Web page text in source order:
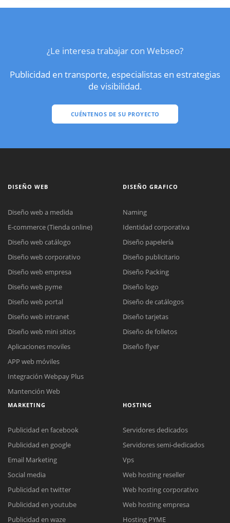
¿Le interesa trabajar con Webseo?
Publicidad en transporte, especialistas en estrategias
de visibilidad.
CUÉNTENOS DE SU PROYECTO
Reunión online
Nuestros ejecutivos le enviarán un correo electrónico con el enlace a
Meet para la reunión online.
Cotización
Chat Online
DISEÑO WEB
Diseño web a medida
E-commerce (Tienda online)
Diseño web catálogo
Diseño web corporativo
Diseño web empresa
Diseño web pyme
Diseño web portal
Diseño web intranet
Diseño web mini sitios
Aplicaciones moviles
APP web móviles
Integración Webpay Plus
Mantención Web
DISEÑO GRAFICO
Naming
Identidad corporativa
Diseño papelería
Diseño publicitario
Diseño Packing
Diseño logo
Diseño de catálogos
Diseño tarjetas
Diseño de folletos
Diseño flyer
MARKETING
Publicidad en facebook
Publicidad en google
Email Marketing
Social media
Publicidad en twitter
Publicidad en youtube
Publicidad en waze
HOSTING
Servidores dedicados
Servidores semi-dedicados
Vps
Web hosting reseller
Web hosting corporativo
Web hosting empresa
Hosting PYME